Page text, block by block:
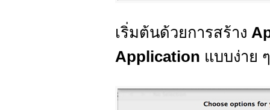
เริ่มต้นด้วยการสร้าง
Application แบบง่าย ๆ